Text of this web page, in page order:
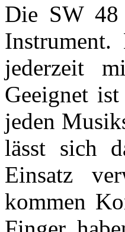
Die SW
jederzeit
Geeignet
jeden
lässt sich
Einsatz
kommen